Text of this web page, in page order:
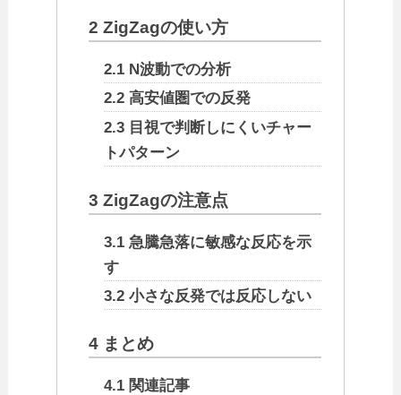
2 ZigZagの使い方
2.1N波動での分析
2.2高安値圏での反発
2.3目視で判断しにくいチャー
トパターン
3 ZigZagの注意点
3.1急騰急落に敏感な反応を示
す
3.2小さな反発では反応しない
4まとめ
4.1関連記事